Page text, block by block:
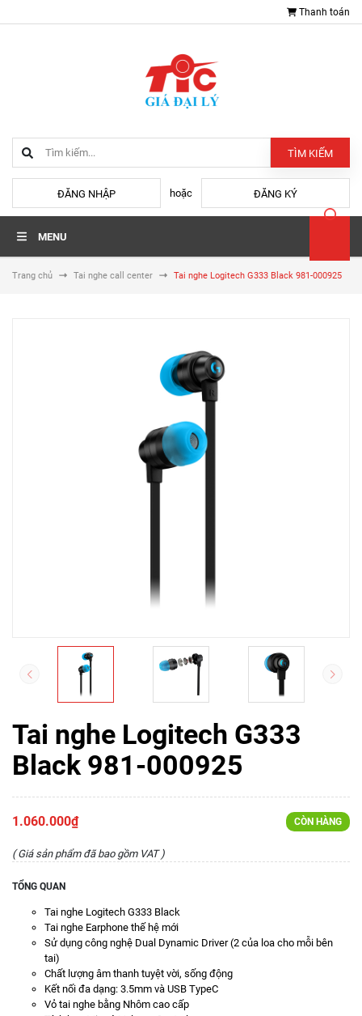
Thanh toán
TÌM KIẾM
ĐĂNG NHẬP hoặc ĐĂNG KÝ
MENU
Trang chủ Tai nghe call center Tai nghe Logitech G333 Black 981-000925
Tai nghe Logitech G333
Black 981-000925
1.060.000₫ CÒN HÀNG
( Giá sản phẩm đã bao gồm VAT )
TỔNG QUAN
Tai nghe Logitech G333 Black
Tai nghe Earphone thế hệ mới
Sử dụng công nghệ Dual Dynamic Driver (2 của loa cho mỗi bên
tai)
Chất lượng âm thanh tuyệt vời, sống động
Kết nối đa dạng: 3.5mm và USB TypeC
Vỏ tai nghe bằng Nhôm cao cấp